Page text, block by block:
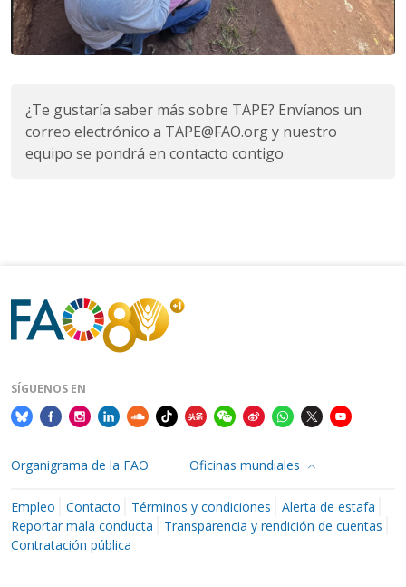
¿Te gustaría saber más sobre TAPE? Envíanos un
correo electrónico a TAPE@FAO.orgy nuestro
equipo se pondrá en contacto contigo
SÍGUENOS EN
Organigrama de la FAO Oficinas mundiales
Empleo Contacto Términos y condiciones
Alerta de estafa
Reportar mala conducta
Transparencia y rendición de cuentas
Contratación pública